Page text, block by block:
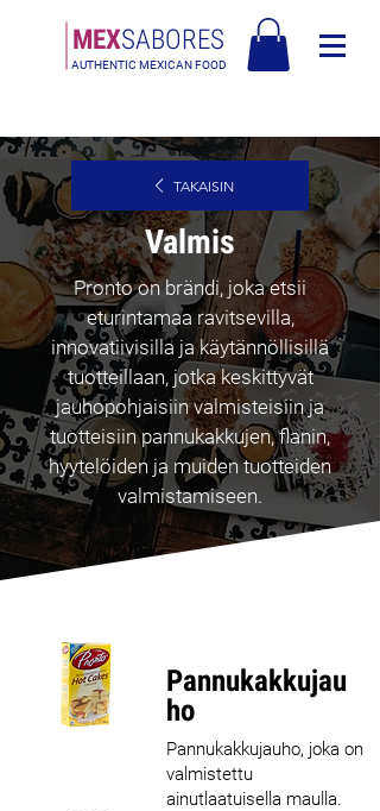
MEXSABORES
AUTHENTIC MEXICAN FOOD
TAKAISIN
Valmis
Pronto on brändi, joka etsii
eturintamaa ravitsevilla,
innovatiivisilla ja käytännöllisillä
tuotteillaan, jotka keskittyvät
jauhopohjaisiin valmisteisiin ja
tuotteisiin pannukakkujen, flanin,
hyytelöiden ja muiden tuotteiden
valmistamiseen.
Pannukakkujau
ho
Pannukakkujauho, joka on
valmistettu
ainutlaatuisella maulla.